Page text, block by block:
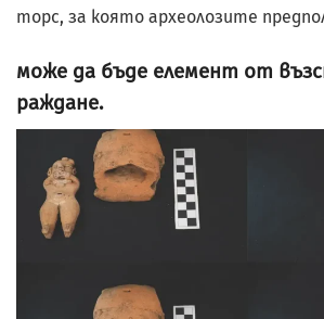
торс, за която археолозите
може да бъде елемент от
раждане.